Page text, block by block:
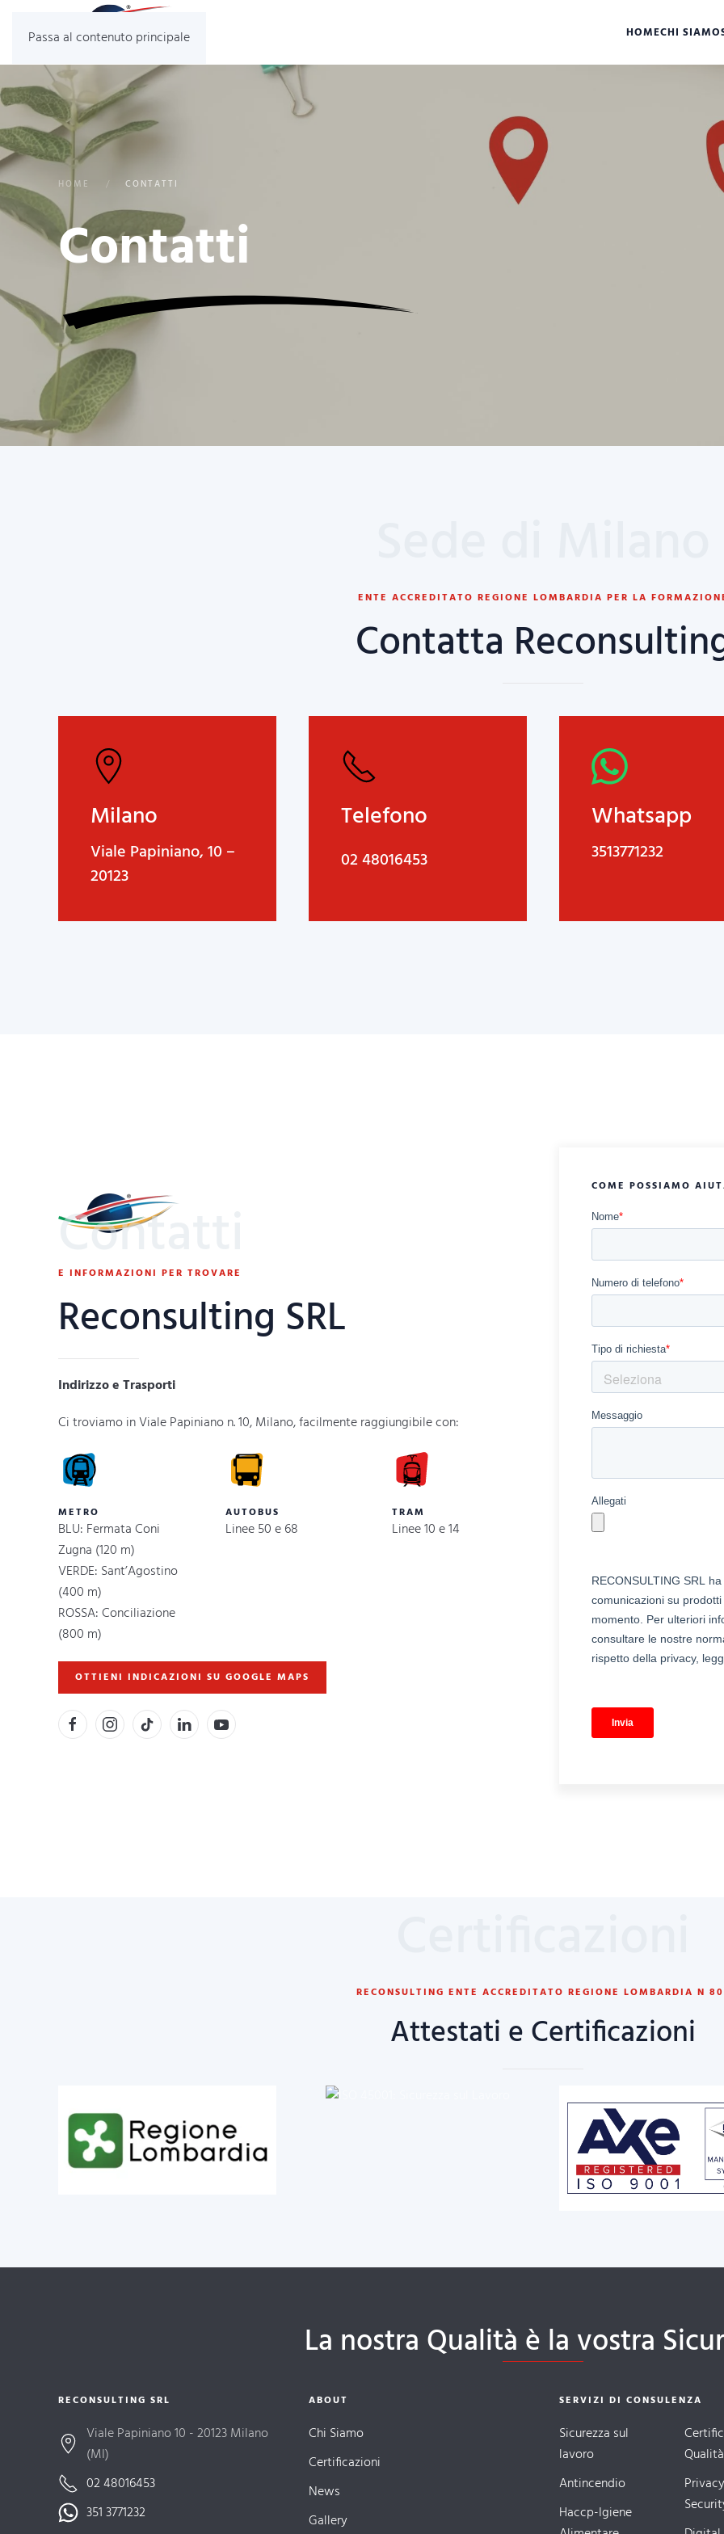
Passa al contenuto principale HOMECHI SIAMO
HOME CONTATTI
Contatti
ENTE ACCREDITATO REGIONE LOMBARDIA PER LA
Contatta
Milano
Viale Papiniano, 10 –
20123
Telefono
02 48016453
Whatsapp
3513771232
Contatti
E INFORMAZIONI PER TROVARE
Reconsulting SRL
Indirizzo e Trasporti
Ci troviamo in Viale Papiniano n. 10, Milano, facilmente raggiungibile con:
METRO
BLU: Fermata Coni
Zugna (120 m)
VERDE: Sant’Agostino
(400 m)
ROSSA: Conciliazione
(800 m)
AUTOBUS
Linee 50 e 68
TRAM
Linee 10 e 14
OTTIENI INDICAZIONI SU GOOGLE MAPS
COME POSSIAMO
RECONSULTING ENTE ACCREDITATO REGIONE LOMBARDIA N
Attestati e Certificazioni
La nostra Qualità è la vostra
RECONSULTING SRL
Viale Papiniano 10 - 20123 Milano
(MI)
02 48016453
351 3771232
ABOUT
Chi Siamo
Certificazioni
News
Gallery
SERVIZI DI CONSULENZA
Sicurezza sul
lavoro
Antincendio
Haccp-Igiene
Qualità